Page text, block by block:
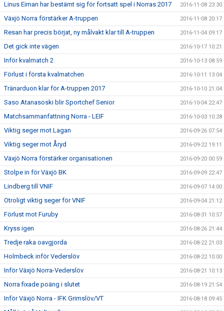
Linus Eiman har bestämt sig för fortsatt spel i Norras 2017 2016-11-08 23:30
Växjö Norra förstärker A-truppen 2016-11-08 20:17
Resan har precis börjat, ny målvakt klar till A-truppen 2016-11-04 09:17
Det gick inte vägen 2016-10-17 10:21
Inför kvalmatch 2 2016-10-13 08:59
Förlust i första kvalmatchen 2016-10-11 13:04
Tränarduon klar för A-truppen 2017 2016-10-10 21:04
Saso Atanasoski blir Sportchef Senior 2016-10-04 22:47
Matchsammanfattning Norra - LEIF 2016-10-03 10:28
Viktig seger mot Lagan 2016-09-26 07:54
Viktig seger mot Åryd 2016-09-22 19:11
Växjö Norra förstärker organisationen 2016-09-20 00:59
Stolpe in för Växjö BK 2016-09-09 22:47
Lindberg till VNIF 2016-09-07 14:00
Otroligt viktig seger för VNIF 2016-09-04 21:12
Förlust mot Furuby 2016-08-31 10:57
Kryss igen 2016-08-26 21:44
Tredje raka oavgjorda 2016-08-22 21:03
Holmbeck inför Vederslöv 2016-08-22 10:00
Inför Växjö Norra-Vederslöv 2016-08-21 10:13
Norra fixade poäng i slutet 2016-08-19 21:54
Inför Växjö Norra - IFK Grimslöv/VT 2016-08-18 09:45